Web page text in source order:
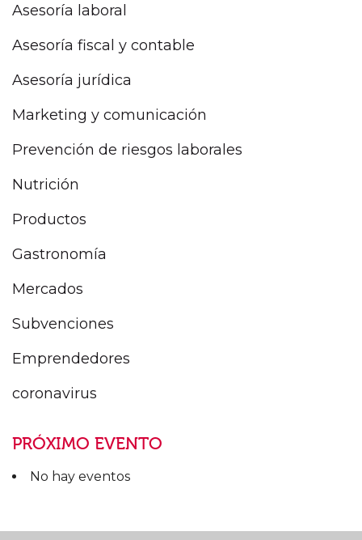
Asesoría laboral
Asesoría fiscal y contable
Asesoría jurídica
Marketing y comunicación
Prevención de riesgos laborales
Nutrición
Productos
Gastronomía
Mercados
Subvenciones
Emprendedores
coronavirus
PRÓXIMO EVENTO
No hay eventos